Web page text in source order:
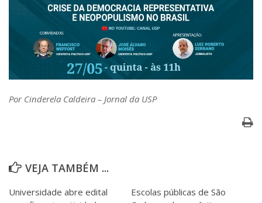
Por Cinderela Caldeira – Jornal da USP
VEJA TAMBÉM ...
Universidade abre edital
Escolas públicas de São